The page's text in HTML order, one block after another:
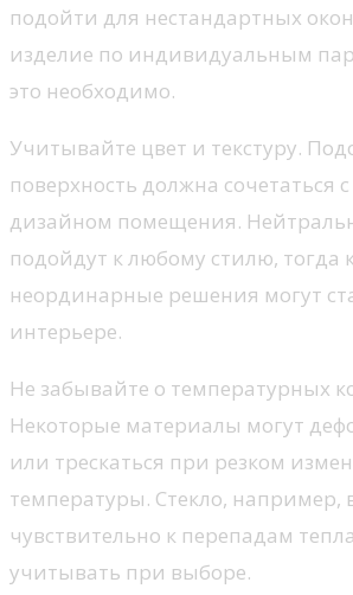
подойти для нестандартных
изделие по индивидуальным
это необходимо.
Учитывайте цвет и текстуру.
поверхность должна сочетаться
дизайном помещения.
подойдут к любому стилю, тогда
неординарные решения могут
интерьере.
Не забывайте о температурных
Некоторые материалы могут
или трескаться при резком
температуры. Стекло, например,
чувствительно к перепадам
учитывать при выборе.